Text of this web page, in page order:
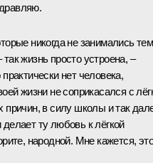
никогда не занимались
жизнь просто устроена, –
нет человека,
жизни не соприкасался с
причин, в силу школы и так
ту любовь к лёгкой
народной. Мне кажется, это